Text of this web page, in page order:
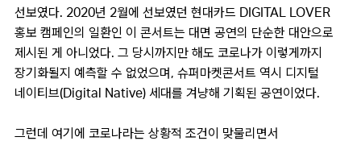
선보였다. 2020년 2월에 선보였던 현대카드 DIGITAL LOVER
홍보 캠페인의 일환인 이 콘서트는 대면 공연의 단순한 대안으로
제시된 게 아니었다. 그 당시까지만 해도 코로나가 이렇게까지
장기화될지 예측할 수 없었으며, 슈퍼마켓콘서트 역시 디지털
네이티브(Digital Native) 세대를 겨냥해 기획된 공연이었다.
그런데 여기에 코로나라는 상황적 조건이 맞물리면서